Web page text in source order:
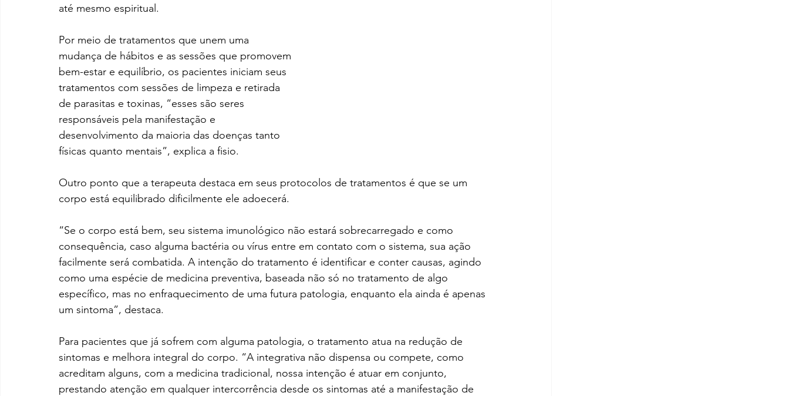
até mesmo espiritual.
Por meio de tratamentos que unem uma
mudança de hábitos e as sessões que promovem
bem-estar e equilíbrio, os pacientes iniciam seus
tratamentos com sessões de limpeza e retirada
de parasitas e toxinas, “esses são seres
responsáveis pela manifestação e
desenvolvimento da maioria das doenças tanto
físicas quanto mentais”, explica a fisio.
Outro ponto que a terapeuta destaca em seus protocolos de tratamentos é que se um
corpo está equilibrado dificilmente ele adoecerá.
“Se o corpo está bem, seu sistema imunológico não estará sobrecarregado e como
consequência, caso alguma bactéria ou vírus entre em contato com o sistema, sua ação
facilmente será combatida. A intenção do tratamento é identificar e conter causas, agindo
como uma espécie de medicina preventiva, baseada não só no tratamento de algo
específico, mas no enfraquecimento de uma futura patologia, enquanto ela ainda é apenas
um sintoma”, destaca.
Para pacientes que já sofrem com alguma patologia, o tratamento atua na redução de
sintomas e melhora integral do corpo. “A integrativa não dispensa ou compete, como
acreditam alguns, com a medicina tradicional, nossa intenção é atuar em conjunto,
prestando atenção em qualquer intercorrência desde os sintomas até a manifestação de